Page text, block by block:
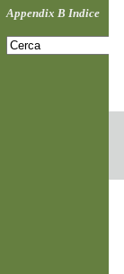
Appendix B Indice